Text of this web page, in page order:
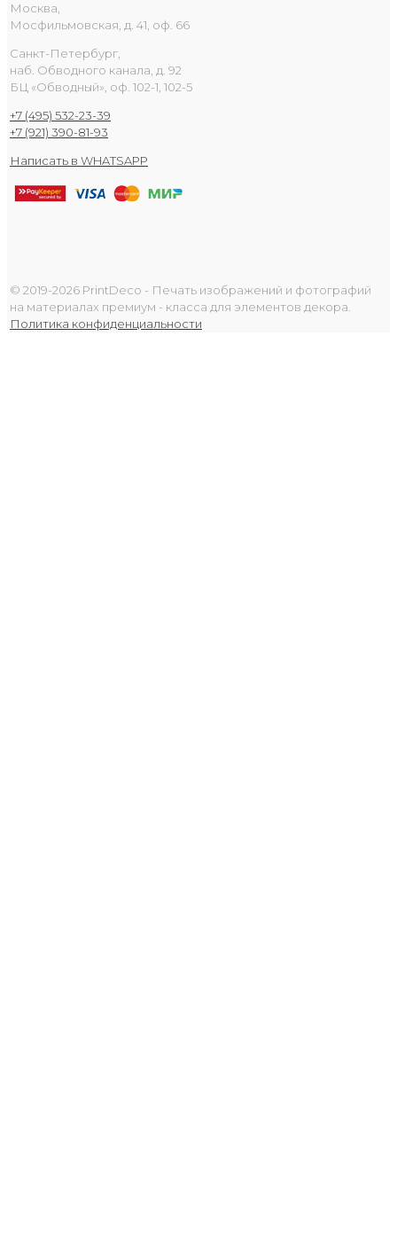
Москва,
Мосфильмовская, д. 41, оф. 66
Санкт-Петербург,
наб. Обводного канала, д. 92
БЦ «Обводный», оф. 102-1, 102-5
+7 (495) 532-23-39
+7 (921) 390-81-93
Написать в WHATSAPP
© 2019-2026 PrintDeco - Печать изображений и фотографий
на материалах премиум - класса для элементов декора.
Политика конфиденциальности